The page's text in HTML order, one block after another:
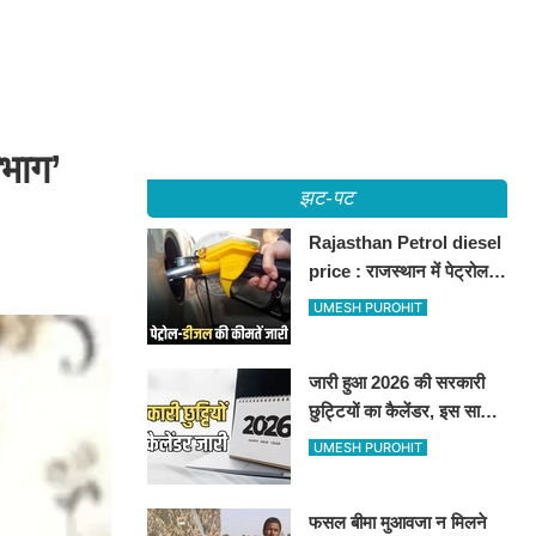
झट-पट
Rajasthan Petrol diesel
price : राजस्थान में पेट्रोल-
डीजल की कीमतें जारी, जानिए
UMESH PUROHIT
जारी हुआ 2026 की सरकारी
छुट्टियों का कैलेंडर, इस साल
कई बार मिलेगा लगातार
UMESH PUROHIT
फसल बीमा मुआवजा न मिलने